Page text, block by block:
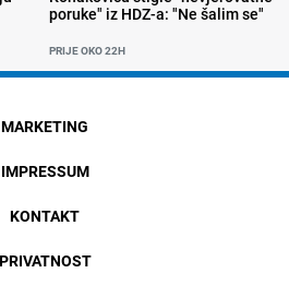
poruke" iz HDZ-a: "Ne šalim se"
PRIJE OKO 22H
MARKETING
IMPRESSUM
KONTAKT
PRIVATNOST